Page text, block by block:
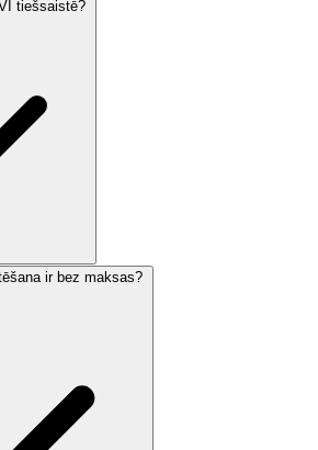
tiešsaistē?
ir bez maksas?